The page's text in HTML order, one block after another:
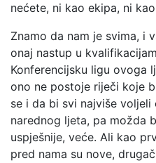
nećete, ni kao ekipa, ni
Znamo da nam je svima, i
onaj nastup u
Konferencijsku ligu ovoga
ono ne postoje riječi koje
se i da bi svi najviše
narednog ljeta, pa možda
uspješnije, veće. Ali kao
pred nama su nove,